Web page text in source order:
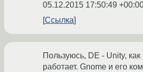
05.12.2015 17:50:49
Ссылка
Пользуюсь, DE - Unity, как
работает. Gnome и его